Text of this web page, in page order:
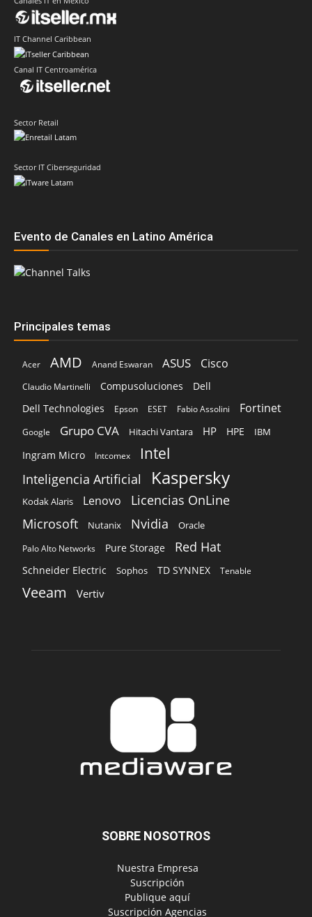
IT Channel Caribbean
Canal IT Centroamérica
Sector Retail
Sector IT Ciberseguridad
Evento de Canales en Latino América
Principales temas
Acer AMD Anand Eswaran ASUS Cisco
Claudio Martinelli Compusoluciones
Dell
Dell Technologies
Epson ESET Fabio Assolini Fortinet
Google Grupo CVA Hitachi Vantara HP HPE IBM
Ingram Micro Intcomex Intel
Inteligencia Artificial Kaspersky
Kodak Alaris Lenovo Licencias OnLine
Microsoft Nutanix Nvidia Oracle
Palo Alto Networks Pure Storage Red Hat
Schneider Electric Sophos TD SYNNEX Tenable
Veeam Vertiv
SOBRE NOSOTROS
‎ Nuestra Empresa
‎ Suscripción
‎ Publique aquí
‎ Suscripción Agencias